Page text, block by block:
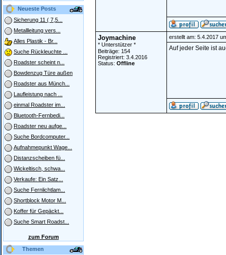
Neueste Posts
Sicherung 11 ( 7,5...
Metallleitung vers...
Alles Plastik - Br...
Suche Rückleuchte ...
Roadster scheint n...
Bowdenzug Türe außen
Roadster aus Münch...
Laufleistung nach ...
einmal Roadster im...
Bluetooth-Fernbedi...
Roadster neu aufge...
Suche Bordcomputer...
Aufnahmepunkt Wage...
Distanzscheiben fü...
Wickeltisch, schwa...
Verkaufe: Ein Satz...
Suche Fernlichtlam...
Shortblock Motor M...
Koffer für Gepäckt...
Suche Smart Roadst...
zum Forum
Themen
Joymachine
* Unterstützer *
Beiträge: 154
Registriert: 3.4.2016
Status: Offline
erstellt am: 5.4.2017
Auf jeder Seite ist